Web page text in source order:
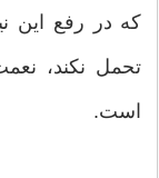
که در رفع این
تحمل نکند،
است.